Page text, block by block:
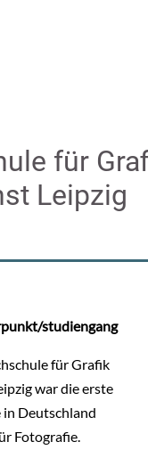
für
Leipzig
studiengang
für Grafik
war die erste
Deutschland
Fotografie.